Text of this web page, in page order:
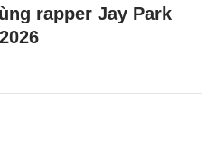
rapper Jay Park